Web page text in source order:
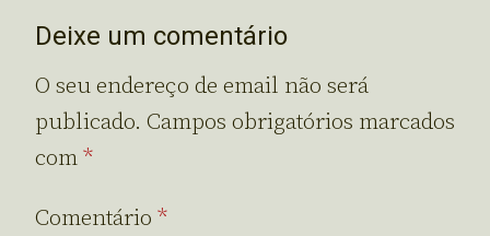
Deixe um comentário
O seu endereço de email não será
publicado. Campos obrigatórios marcados
com*
Comentário *